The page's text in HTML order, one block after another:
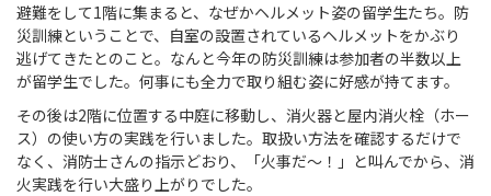
避難をして1階に集まると、なぜかヘルメット姿の留学生たち。防
災訓練ということで、自室の設置されているヘルメットをかぶり
逃げてきたとのこと。なんと今年の防災訓練は参加者の半数以上
が留学生でした。何事にも全力で取り組む姿に好感が持てます。
その後は2階に位置する中庭に移動し、消火器と屋内消火栓（ホー
ス）の使い方の実践を行いました。取扱い方法を確認するだけで
なく、消防士さんの指示どおり、「火事だ～！」と叫んでから、消
火実践を行い大盛り上がりでした。